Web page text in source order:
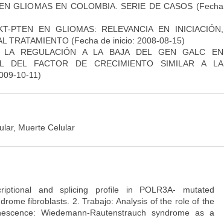
GLIOMAS EN COLOMBIA. SERIE DE CASOS (Fecha
PTEN EN GLIOMAS: RELEVANCIA EN INICIACIÓN,
TRATAMIENTO (Fecha de inicio: 2008-08-15)
LA REGULACIÓN A LA BAJA DEL GEN GALC EN
DEL FACTOR DE CRECIMIENTO SIMILAR A LA
10-11)
Muerte Celular
and splicing profile in POLR3A- mutated
fibroblasts. 2. Trabajo: Analysis of the role of the
Wiedemann-Rautenstrauch syndrome as a